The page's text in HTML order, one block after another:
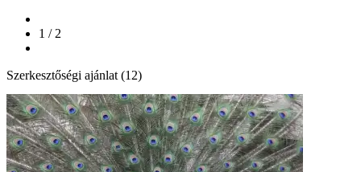
1 / 2
Szerkesztőségi ajánlat (12)